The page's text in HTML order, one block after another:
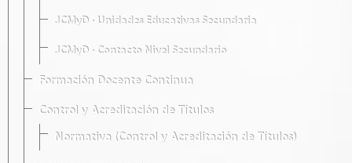
JCMyD · Unidades Educativas Secundaria
JCMyD · Contacto Nivel Secundario
Formación Docente Continua
Control y Acreditación de Títulos
Normativa (Control y Acreditación de Títulos)